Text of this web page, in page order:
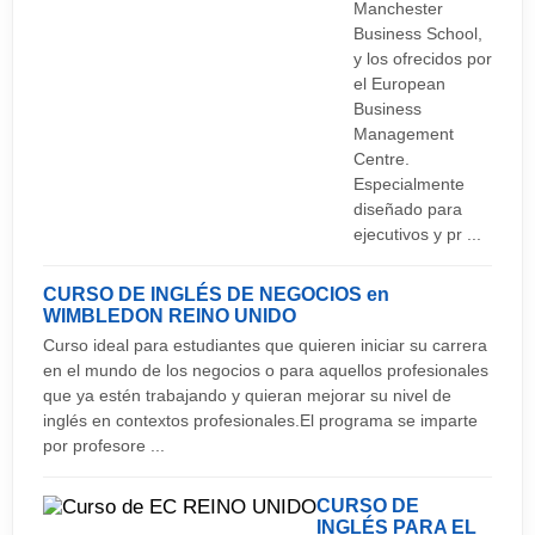
Paseos en bicicleta, rutas a pie, jugar al polo, son
algunos de los deportes que podrás practicar en
Teatro, ballets, festivales de música son los
Podrás ir a tomar una copa a algun de los pubs y
bares de la ciudad, aunque quizá no es uno de los
destinos de más vida nocturna de Inglaterra.
Manchester
Business School,
y los ofrecidos por
el European
Business
Management
Centre.
Especialmente
diseñado para
ejecutivos y pr ...
CURSO DE INGLÉS DE NEGOCIOS en
WIMBLEDON REINO UNIDO
Curso ideal para estudiantes que quieren iniciar su carrera
en el mundo de los negocios o para aquellos profesionales
que ya estén trabajando y quieran mejorar su nivel de
inglés en contextos profesionales.El programa se imparte
por profesore ...
CURSO DE
INGLÉS PARA EL